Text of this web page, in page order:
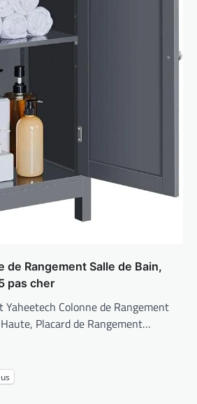
de Rangement Salle de Bain,
pas cher
Colonne de Rangement
Placard de Rangement…